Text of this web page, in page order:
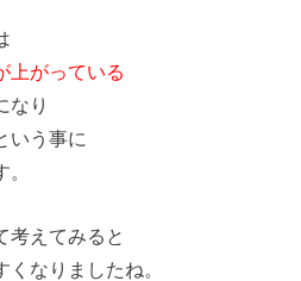
上がっている
なり
いう事に
考えてみると
くなりましたね。